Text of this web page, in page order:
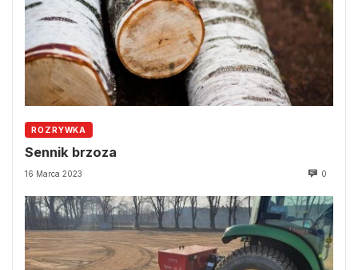
ROZRYWKA
Sennik brzoza
16 Marca 2023 0